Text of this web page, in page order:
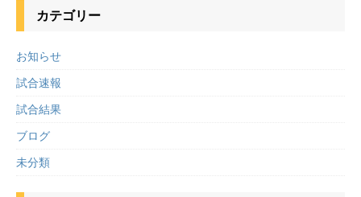
カテゴリー
お知らせ
試合速報
試合結果
ブログ
未分類